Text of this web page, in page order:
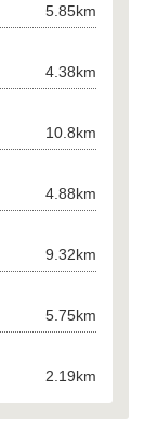
5.85km
4.38km
10.8km
4.88km
9.32km
5.75km
2.19km